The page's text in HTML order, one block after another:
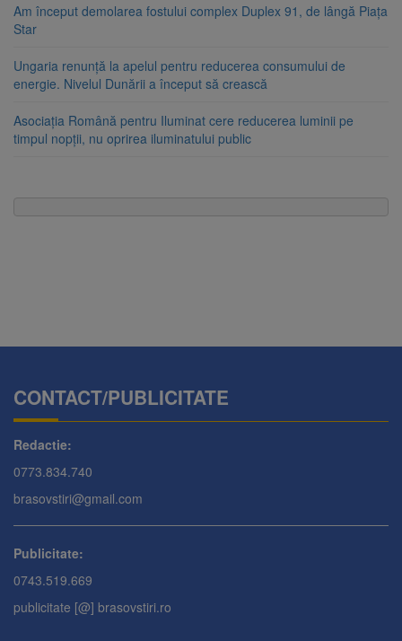
Am început demolarea fostului complex Duplex 91, de lângă Piața
Star
Ungaria renunță la apelul pentru reducerea consumului de
energie. Nivelul Dunării a început să crească
Asociația Română pentru Iluminat cere reducerea luminii pe
timpul nopții, nu oprirea iluminatului public
CONTACT/PUBLICITATE
Redactie:
0773.834.740
brasovstiri@gmail.com
Publicitate:
0743.519.669
publicitate [@] brasovstiri.ro